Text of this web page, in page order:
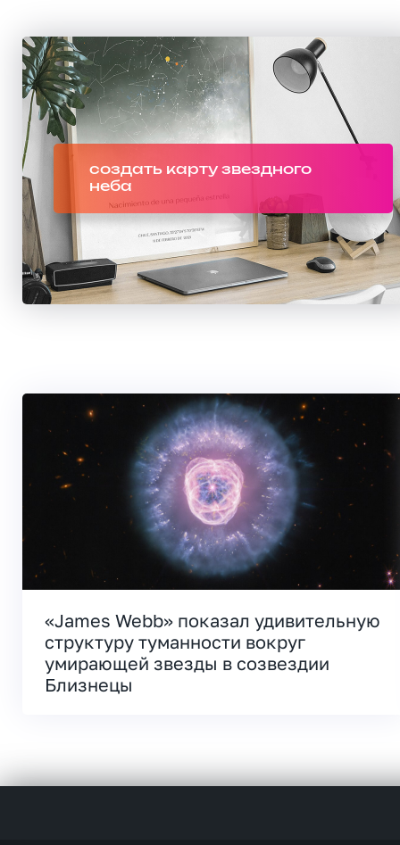
создать карту звездного
неба
«James Webb» показал удивительную
структуру туманности вокруг
умирающей звезды в созвездии
Близнецы